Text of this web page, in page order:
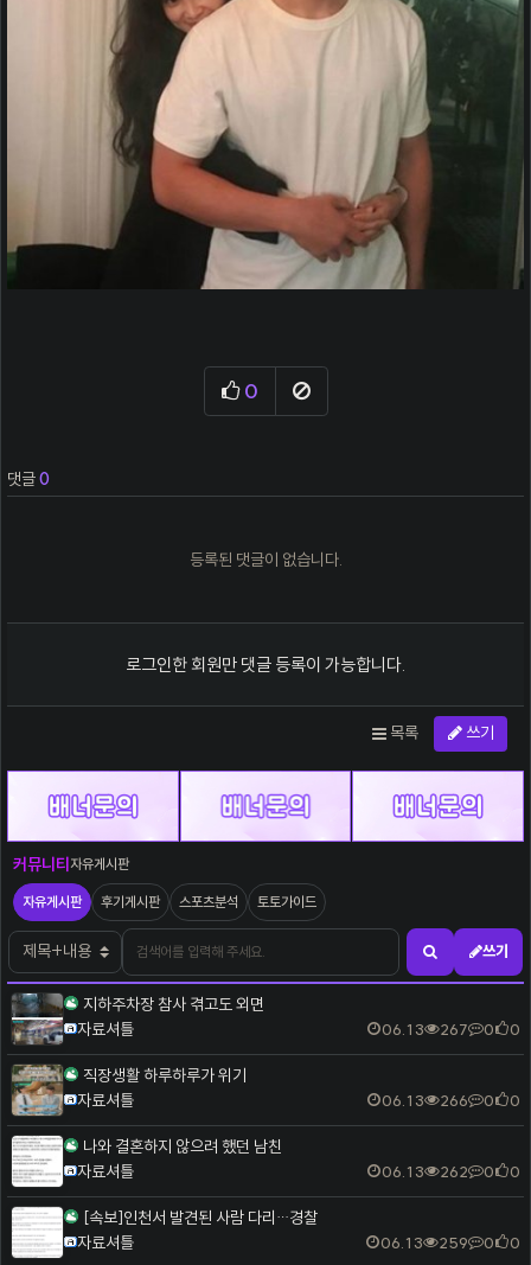
0
추천
신고
댓글0
등록된 댓글이 없습니다.
로그인한 회원만 댓글 등록이 가능합니다.
목록 쓰기
자유게시판
커뮤니티자유게시판
자유게시판 후기게시판 스포츠분석 토토가이드
검색대상 검색어
검색하기쓰기
지하주차장 참사 겪고도 외면
자료셔틀
06.13 267 0 0
직장생활 하루하루가 위기
자료셔틀
06.13 266 0 0
나와 결혼하지 않으려 했던 남친
자료셔틀
06.13 262 0 0
[속보]인천서 발견된 사람 다리…경찰
자료셔틀
06.13 259 0 0